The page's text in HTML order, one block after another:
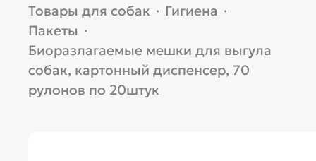
Товары для собак · Гигиена ·
Пакеты ·
Биоразлагаемые мешки для выгула
собак, картонный диспенсер, 70
рулонов по 20штук